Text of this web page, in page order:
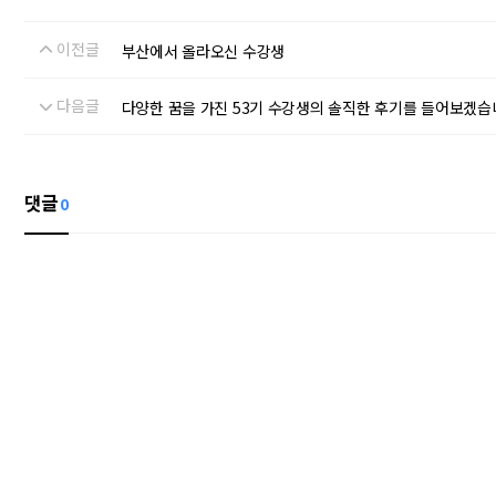
이전글 부산에서 올라오신 수강생
다음글 다양한 꿈을 가진 53기 수강생의 솔직한 후기를 들어보겠
댓글0